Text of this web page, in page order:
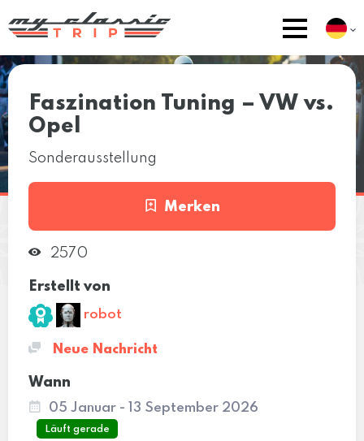
Faszination Tuning – VW vs.
Opel
Sonderausstellung
Merken
2570
Erstellt von
robot
Neue Nachricht
Wann
05 Januar - 13 September 2026
Läuft gerade